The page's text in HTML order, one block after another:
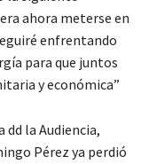
ahora meterse en
enfrentando
para que juntos
y económica”
dd la Audiencia,
Pérez ya perdió